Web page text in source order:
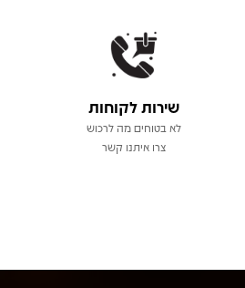
שירות לקוחות
לא בטוחים מה לרכוש
צרו איתנו קשר